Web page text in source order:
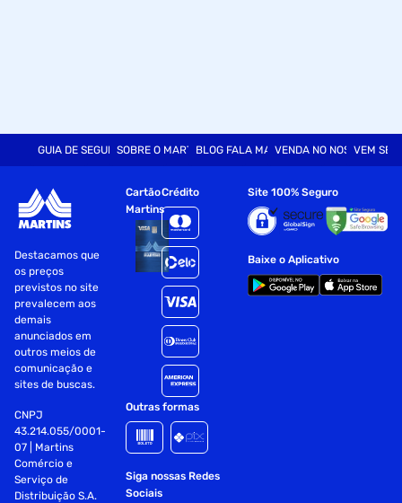
GUIA DE SEGURANÇASOBRE O MARTINSBLOG FALA MARTVENDA NO NOSSO SITE
VEM SER
Destacamos que
os preços
previstos no site
prevalecem aos
demais
anunciados em
outros meios de
comunicação e
sites de buscas.
CNPJ
43.214.055/0001-
07 | Martins
Comércio e
Serviço de
Distribuição S.A.
Cartão
Martins
Crédito
Outras formas
Siga nossas Redes
Sociais
Site 100% Seguro
Baixe o Aplicativo